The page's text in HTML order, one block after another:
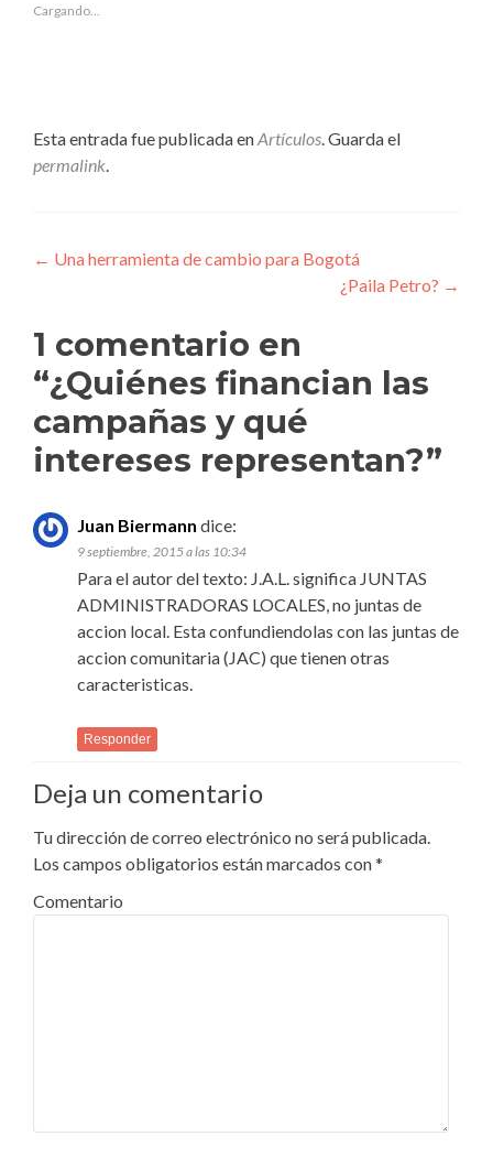
abre
en
Cargando...
Esta entrada fue publicada enArtículos. Guarda el
permalink.
Navegación
entradas
← Una herramienta de cambio para Bogotá
¿Paila Petro? →
1 comentario en
“¿Quiénes financian las
campañas y qué
intereses representan?”
Juan Biermann dice:
9 septiembre, 2015 a las 10:34
Para el autor del texto: J.A.L. significa JUNTAS
ADMINISTRADORAS LOCALES, no juntas de
accion local. Esta confundiendolas con las juntas de
accion comunitaria (JAC) que tienen otras
caracteristicas.
Responder
Deja un comentario
Tu dirección de correo electrónico no será publicada.
Los campos obligatorios están marcados con*
Comentario